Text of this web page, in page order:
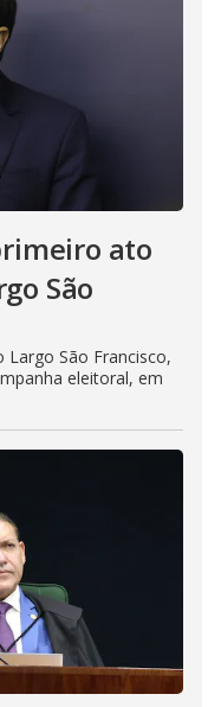
ato
São
Largo São Francisco,
eleitoral, em